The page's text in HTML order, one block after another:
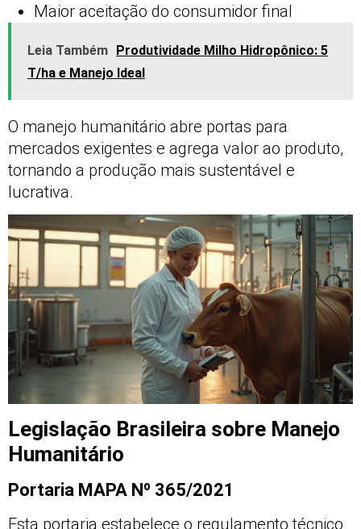
Maior aceitação do consumidor final
Leia Também Produtividade Milho Hidropônico: 5
T/ha e Manejo Ideal
O manejo humanitário abre portas para
mercados exigentes e agrega valor ao produto,
tornando a produção mais sustentável e
lucrativa.
Legislação Brasileira sobre Manejo
Humanitário
Portaria MAPA Nº 365/2021
Esta portaria estabelece o regulamento técnico